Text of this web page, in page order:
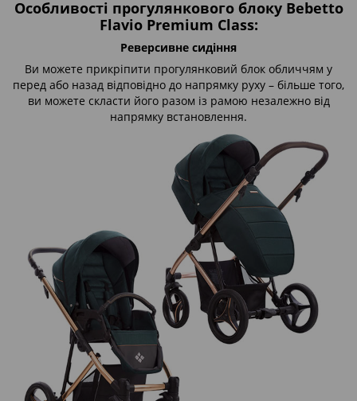
Особливості прогулянкового блоку Bebetto
Flavio Premium Class:
Реверсивне сидіння
Ви можете прикріпити прогулянковий блок обличчям у
перед або назад відповідно до напрямку руху – більше того,
ви можете скласти його разом із рамою незалежно від
напрямку встановлення.